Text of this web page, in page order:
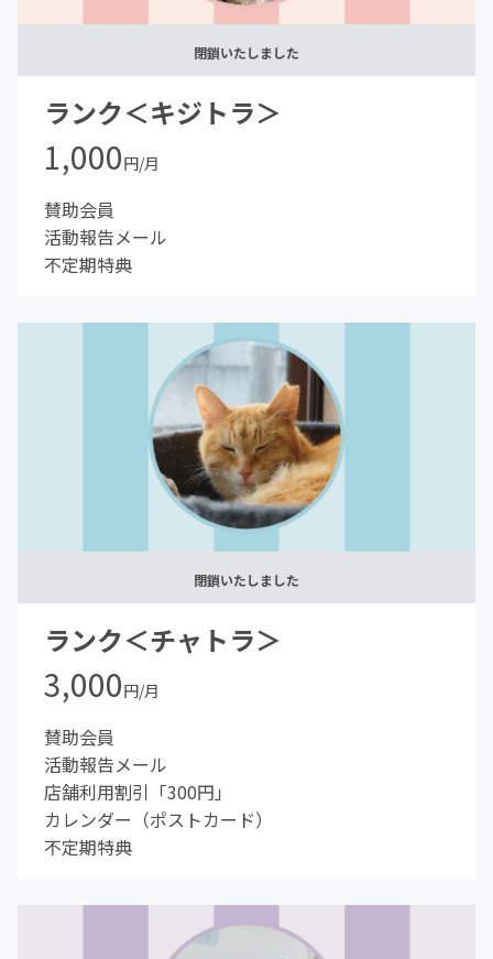
閉鎖いたしました
ランク＜キジトラ＞
1,000円/月
賛助会員
活動報告メール
不定期特典
閉鎖いたしました
ランク＜チャトラ＞
3,000円/月
賛助会員
活動報告メール
店舗利用割引「300円」
カレンダー（ポストカード）
不定期特典